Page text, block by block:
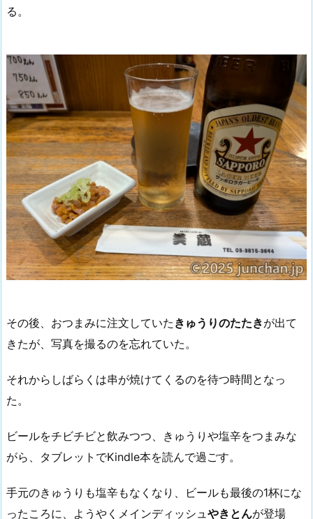
る。
その後、おつまみに注文していた きゅうりのたたきが出て
きたが、写真を撮るのを忘れていた。
それからしばらくは串が焼けてくるのを待つ時間となっ
た。
ビールをチビチビと飲みつつ、きゅうりや塩辛をつまみな
がら、タブレットでKindle本を読んで過ごす。
手元のきゅうりも塩辛もなくなり、ビールも最後の1杯にな
ったころに、ようやくメインディッシュ やきとんが登場